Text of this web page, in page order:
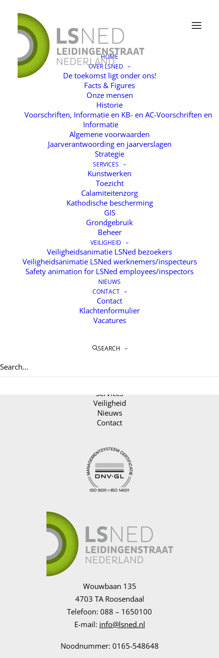
HOME
OVER LSNED
De toekomst ligt onder ons!
Facts & Figures
Onze mensen
Historie
Voorschriften, Informatie en KB- en AC-Voorschriften en
Informatie
Algemene voorwaarden
Jaarverantwoording en jaarverslagen
Strategie
SERVICES
Kunstwerken
Toezicht
Calamiteitenzorg
Kathodische bescherming
GIS
Grondgebruik
Beheer
VEILIGHEID
Veiligheidsanimatie LSNed bezoekers
Veiligheidsanimatie LSNed werknemers/inspecteurs
Safety animation for LSNed employees/inspectors
NIEUWS
CONTACT
Contact
Klachtenformulier
Vacatures
SEARCH
foto2
Home Home foto2
Services
Veiligheid
Nieuws
Contact
Wouwbaan 135
4703 TA Roosendaal
Telefoon: 088 – 1650100
E-mail: info@lsned.nl
Noodnummer: 0165-548648